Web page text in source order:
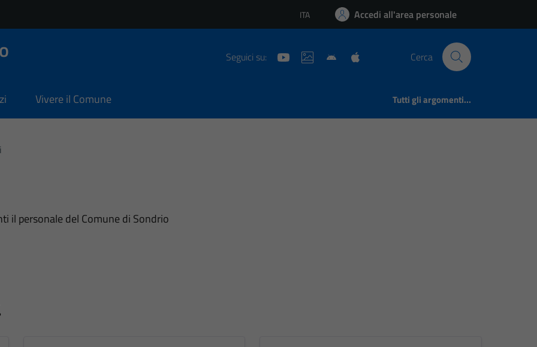
Lingua attiva:
ITA Accedi all'area personale
Seguici su: Cerca
Vivere il Comune Tutti gli argomenti...
il personale del Comune di Sondrio